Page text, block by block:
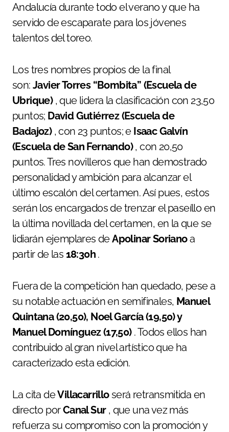
Andalucía durante todo el verano y que ha
servido de escaparate para los jóvenes
talentos del toreo.
Los tres nombres propios de la final
son: Javier Torres “Bombita” (Escuela de
Ubrique), que lidera la clasificación con 23,50
puntos; David Gutiérrez (Escuela de
Badajoz), con 23 puntos; e Isaac Galvín
(Escuela de San Fernando), con 20,50
puntos. Tres novilleros que han demostrado
personalidad y ambición para alcanzar el
último escalón del certamen. Así pues, estos
serán los encargados de trenzar el paseíllo en
la última novillada del certamen, en la que se
lidiarán ejemplares deApolinar Sorianoa
partir de las 18:30h .
Fuera de la competición han quedado, pese a
su notable actuación en semifinales, Manuel
Quintana (20,50), Noel García (19,50) y
Manuel Domínguez (17,50). Todos ellos han
contribuido al gran nivel artístico que ha
caracterizado esta edición.
La cita deVillacarrilloserá retransmitida en
directo porCanal Sur, que una vez más
refuerza su compromiso con la promoción y